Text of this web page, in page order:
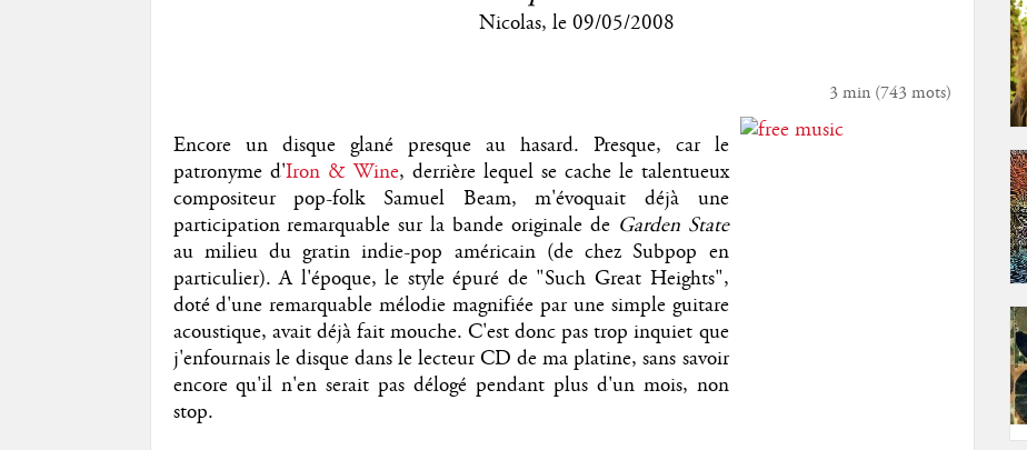
Nicolas, le 09/05/2008
3 min(743 mots)
Encore un disque glané presque au hasard. Presque, car le
patronyme d'Iron & Wine, derrière lequel se cache le talentueux
compositeur pop-folk Samuel Beam, m'évoquait déjà une
participation remarquable sur la bande originale de Garden State
au milieu du gratin indie-pop américain (de chez Subpop en
particulier). A l'époque, le style épuré de "Such Great Heights",
doté d'une remarquable mélodie magnifiée par une simple guitare
acoustique, avait déjà fait mouche. C'est donc pas trop inquiet que
j'enfournais le disque dans le lecteur CD de ma platine, sans savoir
encore qu'il n'en serait pas délogé pendant plus d'un mois, non
stop.